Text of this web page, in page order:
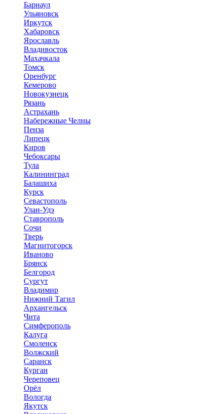
Барнаул
Ульяновск
Иркутск
Хабаровск
Ярославль
Владивосток
Махачкала
Томск
Оренбург
Кемерово
Новокузнецк
Рязань
Астрахань
Набережные Челны
Пенза
Липецк
Киров
Чебоксары
Тула
Калининград
Балашиха
Курск
Севастополь
Улан-Удэ
Ставрополь
Сочи
Тверь
Магнитогорск
Иваново
Брянск
Белгород
Сургут
Владимир
Нижний Тагил
Архангельск
Чита
Симферополь
Калуга
Смоленск
Волжский
Саранск
Курган
Череповец
Орёл
Вологда
Якутск